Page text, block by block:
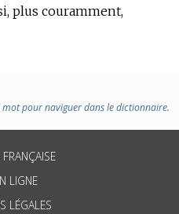
plus couramment,
mot pour naviguer dans le dictionnaire.
LIGNE
LÉGALES